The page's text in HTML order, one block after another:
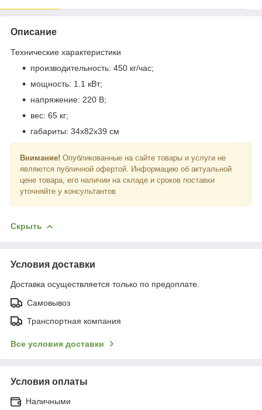
Описание
Технические характеристики
производительность: 450 кг/час;
мощность: 1.1 кВт;
напряжение: 220 В;
вес: 65 кг;
габариты: 34x82x39 см
Внимание! Опубликованные на сайте товары и услуги не
являются публичной офертой. Информацию об актуальной
цене товара, его наличии на складе и сроков поставки
уточняйте у консультантов
Скрыть
Условия доставки
Доставка осуществляется только по предоплате.
Самовывоз
Транспортная компания
Все условия доставки
Условия оплаты
Наличными